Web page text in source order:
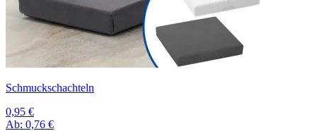
Schmuckschachteln
0,95 €
Ab: 0,76 €